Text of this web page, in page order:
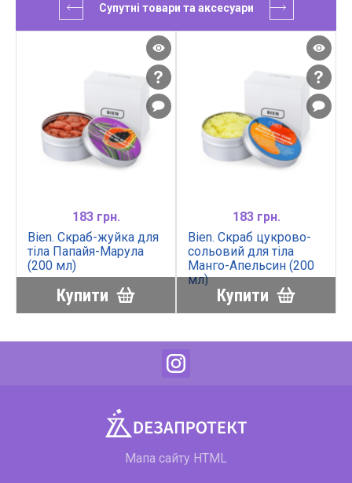
Супутні товари та аксесуари
Купити
183 грн.
Bien. Скраб-жуйка для
тіла Папайя-Марула
(200 мл)
Купити
183 грн.
Bien. Скраб цукрово-
сольовий для тіла
Манго-Апельсин (200
мл)
Мапа сайту HTML